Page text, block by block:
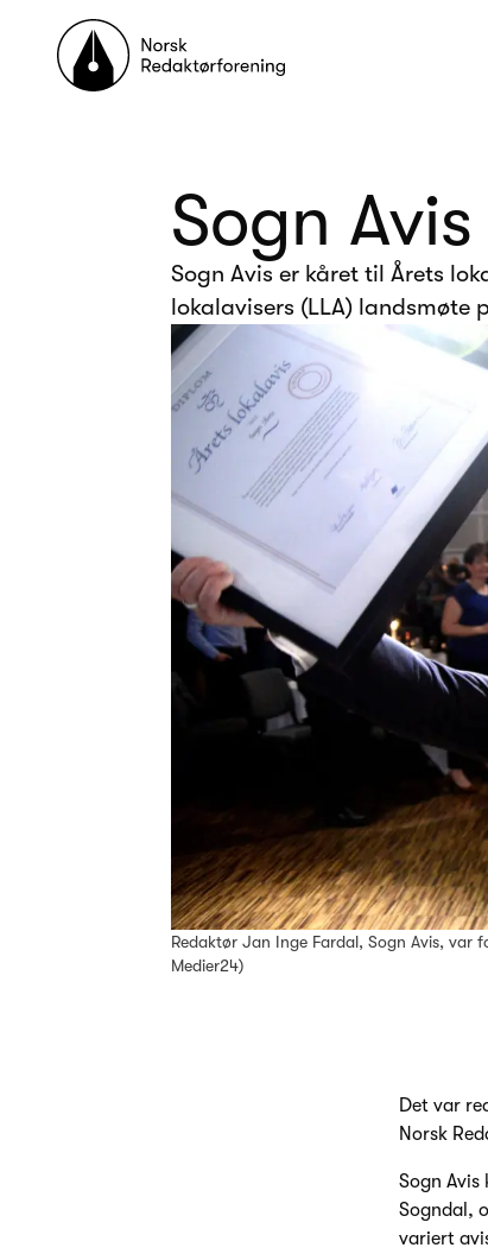
Til forsiden
Sogn
Sogn Avis er kåret til Årets
lokalavisers (LLA) landsmøte
Redaktør Jan Inge Fardal, Sogn Avis, var
Medier24)
Det var
Norsk
Sogn
Sogndal,
variert